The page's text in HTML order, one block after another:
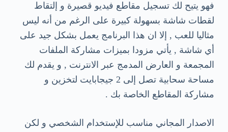
فهو يتيح لك تسجيل مقاطع فيديو قصيرة و إلتقاط
لقطات شاشة بسهولة كبيرة على الرغم من أنه ليس
مثاليا للعب , إلا ان هذا البرنامج يعمل بشكل جيد على
أي شاشة , يأتي مزودا بميزات مشاركة الملفات
المجمعة و العارض المدمج عبر الانترنت , و يقدم لك
مساحة سحابية تصل إلى 2 جيجابايت لتخزين و
مشاركة المقاطع الخاصة بك .
الاصدار المجاني مناسب للإستخدام الشخصي و لكن